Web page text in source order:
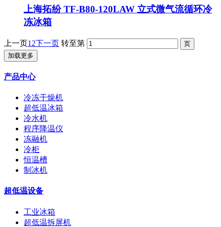
上海拓纷 TF-B80-120LAW 立式微气流循环冷
冻冰箱
上一页1 2下一页 转至第
加载更多
产品中心
冷冻干燥机
超低温冰箱
冷水机
程序降温仪
冻融机
冷柜
恒温槽
制冰机
超低温设备
工业冰箱
超低温拆屏机